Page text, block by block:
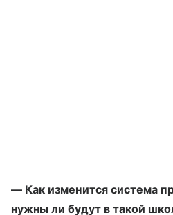
— Как изменится система
нужны ли будут в такой